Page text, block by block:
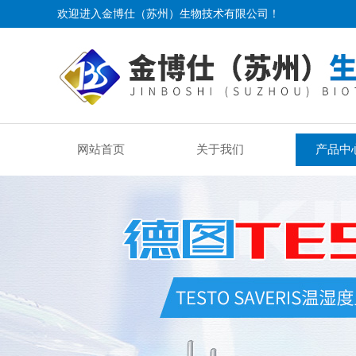
欢迎进入金博仕（苏州）生物技术有限公司！
网站首页 关于我们 产品中